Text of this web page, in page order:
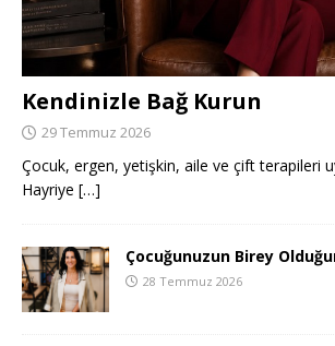
Kendinizle Bağ Kurun
29 Temmuz 2026
Çocuk, ergen, yetişkin, aile ve çift terapileri
Hayriye […]
Çocuğunuzun Birey
28 Temmuz 2026